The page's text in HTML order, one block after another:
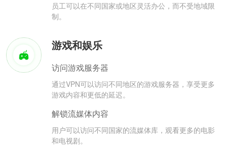
员工可以在不同国家或地区灵活办公，而不受地域限
制。
游戏和娱乐
访问游戏服务器
通过VPN可以访问不同地区的游戏服务器，享受更多
游戏内容和更低的延迟。
解锁流媒体内容
用户可以访问不同国家的流媒体库，观看更多的电影
和电视剧。